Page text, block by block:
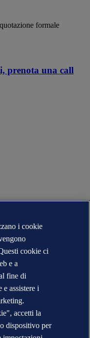
formale
prenota una call
I.V.A.
i cookie
cookie ci
e a
fine di
e assistere i
accetti la
dispositivo per